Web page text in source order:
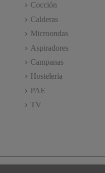
Cocción
Calderas
Microondas
Aspiradores
Campanas
Hostelería
PAE
TV